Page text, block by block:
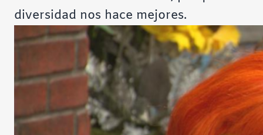
diversidad nos hace mejores.